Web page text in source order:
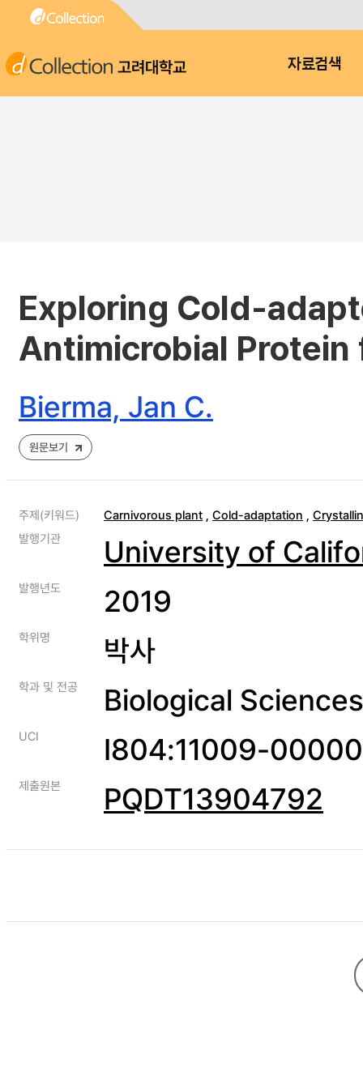
고려대학교 자료검색
Exploring Cold-
Antimicrobial Protein
Bierma, Jan C.
원문보기
주제(키워드) Carnivorous plant , Cold-adaptation , Crystallin
발행기관
University of
발행년도 2019
학위명 박사
학과 및 전공 Biological
UCI I804:11009-
제출원본 PQDT13904792